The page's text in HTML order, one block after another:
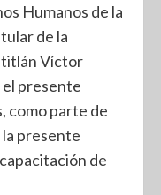
Humanos de la
de la
Víctor
el presente
como parte de
presente
de